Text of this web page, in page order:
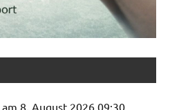
am 8. August 2026 09:30